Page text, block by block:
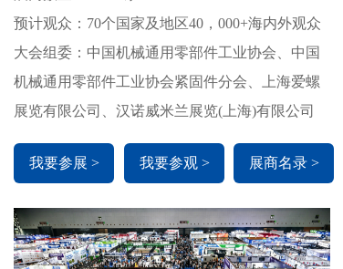
预计观众：70个国家及地区40，000+海内外观众
大会组委：中国机械通用零部件工业协会、中国
机械通用零部件工业协会紧固件分会、上海爱螺
展览有限公司、汉诺威米兰展览(上海)有限公司
我要参展 > 我要参观 > 展商名录 >